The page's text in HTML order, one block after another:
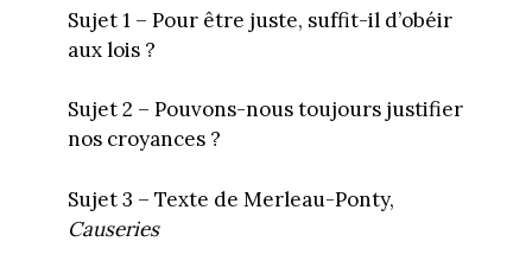
Sujet 1 – Pour être juste, suffit-il d’obéir
aux lois ?
Sujet 2 – Pouvons-nous toujours justifier
nos croyances ?
Sujet 3 – Texte de Merleau-Ponty,
Causeries